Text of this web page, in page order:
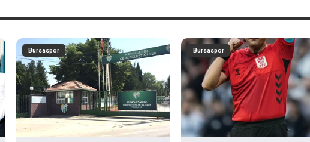
Bursaspor Bursaspor